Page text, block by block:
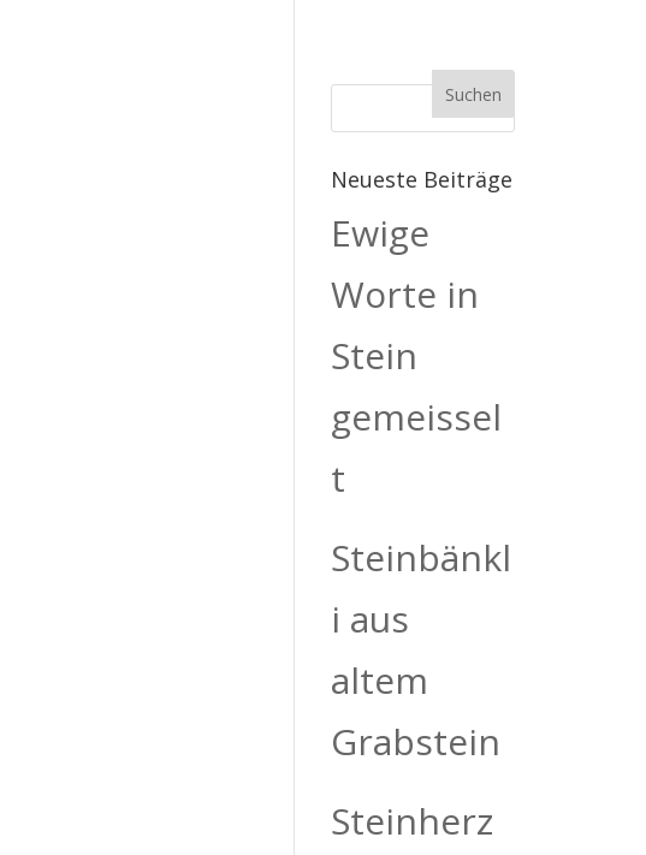
Neueste Beiträge
Ewige
Worte in
Stein
gemeissel
t
Steinbänkl
i aus
altem
Grabstein
Steinherz